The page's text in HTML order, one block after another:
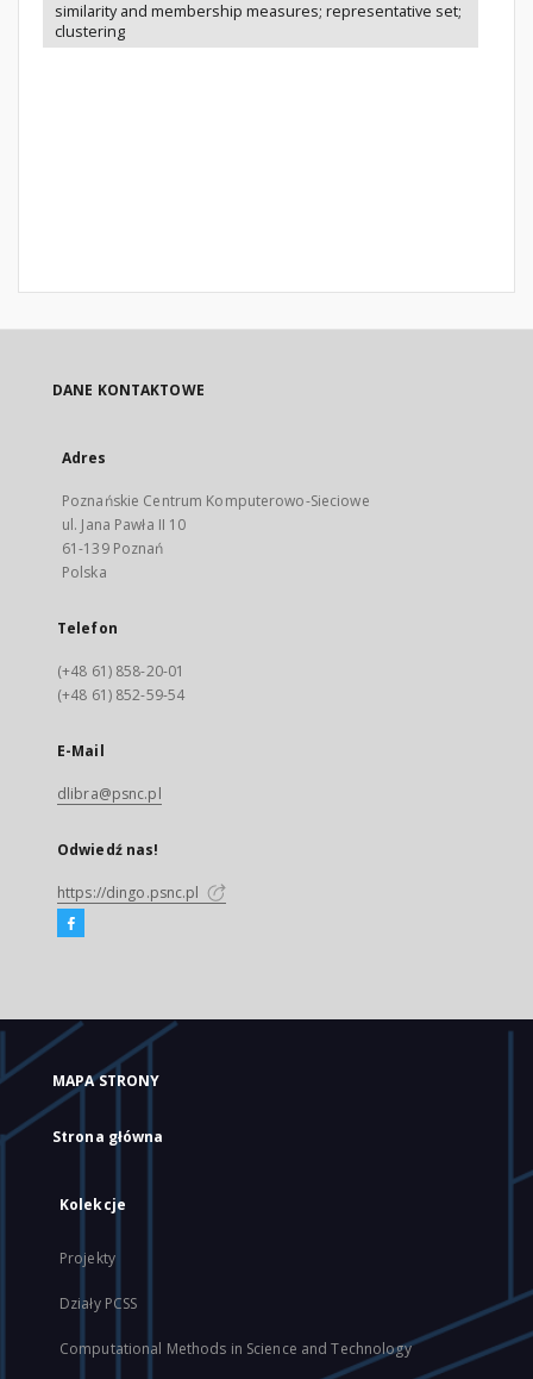
similarity and membership measures; representative set;
clustering
DANE KONTAKTOWE
Adres
Poznańskie Centrum Komputerowo-Sieciowe
ul. Jana Pawła II 10
61-139 Poznań
Polska
Telefon
(+48 61) 858-20-01
(+48 61) 852-59-54
E-Mail
dlibra@psnc.pl
Odwiedź nas!
https://dingo.psnc.pl
MAPA STRONY
Strona główna
Kolekcje
Projekty
Działy PCSS
Computational Methods in Science and Technology